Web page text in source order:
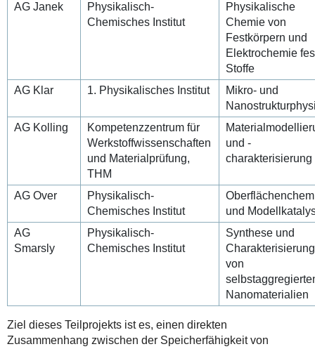
AG Janek
Physikalisch-
Chemisches Institut
Physikalische
Chemie von
Festkörpern und
Elektrochemie
Stoffe
AG Klar
1. Physikalisches Institut
Mikro- und
AG Kolling
Kompetenzzentrum für
Werkstoffwissenschaften
und Materialprüfung,
THM
und -
charakterisierung
AG Over
Physikalisch-
Chemisches Institut
und
AG
Smarsly
Physikalisch-
Chemisches Institut
Synthese und
Charakterisierung
von
Nanomaterialien
Ziel dieses Teilprojekts ist es, einen direkten
Zusammenhang zwischen der Speicherfähigkeit von